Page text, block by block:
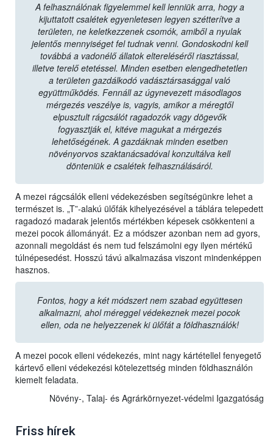
A felhasználónak figyelemmel kell lenniük arra, hogy a
kijuttatott csalétek egyenletesen legyen szétterítve a
területen, ne keletkezzenek csomók, amiből a nyulak
jelentős mennyiséget fel tudnak venni. Gondoskodni kell
továbbá a vadonélő állatok eltereléséről riasztással,
illetve terelő etetéssel. Minden esetben elengedhetetlen
a területen gazdálkodó vadásztársasággal való
együttműködés. Fennáll az úgynevezett másodlagos
mérgezés veszélye is, vagyis, amikor a méregtől
elpusztult rágcsálót ragadozók vagy dögevők
fogyasztják el, kitéve magukat a mérgezés
lehetőségének. A gazdáknak minden esetben
növényorvos szaktanácsadóval konzultálva kell
dönteniük e csalétek felhasználásáról.
A mezei rágcsálók elleni védekezésben segítségünkre lehet a
természet is. „T”-alakú ülőfák kihelyezésével a táblára telepedett
ragadozó madarak jelentős mértékben képesek csökkenteni a
mezei pocok állományát. Ez a módszer azonban nem ad gyors,
azonnali megoldást és nem tud felszámolni egy ilyen mértékű
túlnépesedést. Hosszú távú alkalmazása viszont mindenképpen
hasznos.
Fontos, hogy a két módszert nem szabad együttesen
alkalmazni, ahol méreggel védekeznek mezei pocok
ellen, oda ne helyezzenek ki ülőfát a földhasználók!
A mezei pocok elleni védekezés, mint nagy kártétellel fenyegető
kártevő elleni védekezési kötelezettség minden földhasználón
kiemelt feladata.
Növény-, Talaj- és Agrárkörnyezet-védelmi Igazgatóság
Friss hírek